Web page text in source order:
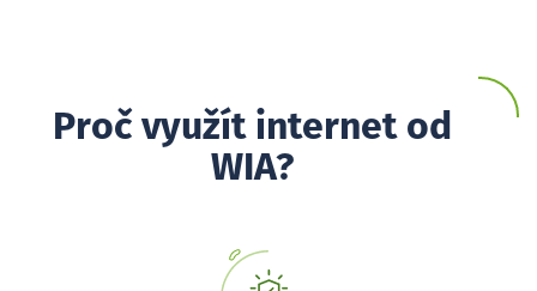
Proč využít internet od
WIA?